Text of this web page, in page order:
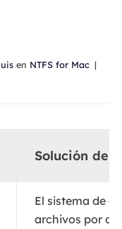
en NTFS for Mac |
Solución de
El sistema de
archivos por